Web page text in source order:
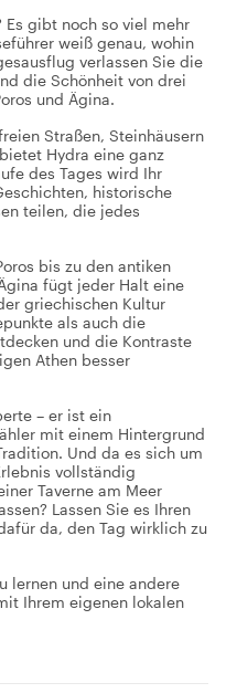
Es gibt noch so viel mehr
weiß genau, wohin
verlassen Sie die
die Schönheit von drei
und Ägina.
Straßen, Steinhäusern
Hydra eine ganz
des Tages wird Ihr
historische
teilen, die jedes
bis zu den antiken
fügt jeder Halt eine
griechischen Kultur
als auch die
und die Kontraste
Athen besser
– er ist ein
mit einem Hintergrund
Und da es sich um
vollständig
Taverne am Meer
Lassen Sie es Ihren
da, den Tag wirklich zu
lernen und eine andere
Ihrem eigenen lokalen